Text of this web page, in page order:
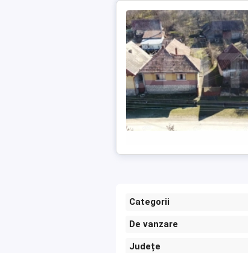
Categorii
De vanzare
Județe